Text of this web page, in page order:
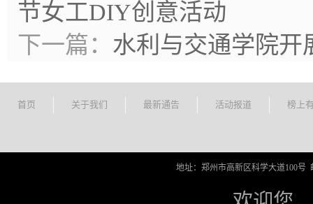
节女工DIY创意活动
下一篇： 水利与交通学院开
首页 关于我们 最新通告 活动报道 榜上
地址：郑州市高新区科学大道100号